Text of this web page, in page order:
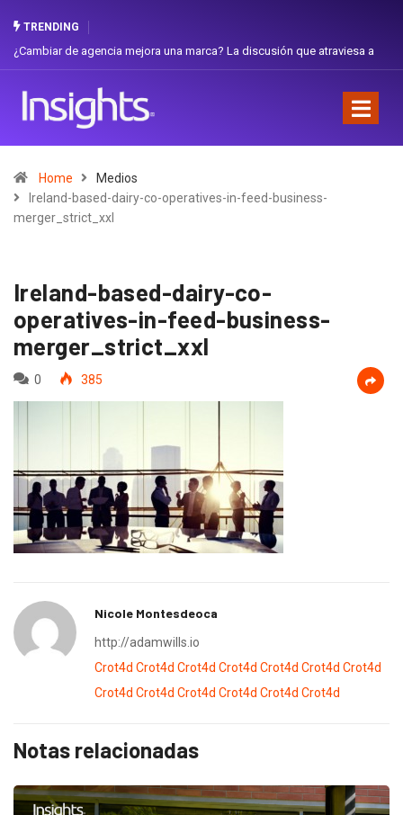
TRENDING
de agencia mejora una marca? La discusión que atraviesa a
Gabriela
Home
Medios
Ireland-based-dairy-co-operatives-in-feed-business-
merger_strict_xxl
Ireland-based-dairy-co-
operatives-in-feed-business-
merger_strict_xxl
0 385
Nicole Montesdeoca
http://adamwills.io
Crot4d Crot4d Crot4d Crot4d Crot4d Crot4d Crot4d
Crot4d Crot4d Crot4d Crot4d Crot4d Crot4d
Notas relacionadas